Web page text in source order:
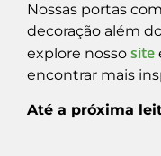
Nossas portas
decoração além
explore nosso site
encontrar mais
Até a próxima